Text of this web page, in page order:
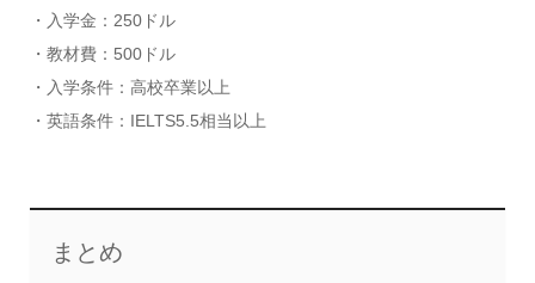
・入学金：250ドル
・教材費：500ドル
・入学条件：高校卒業以上
・英語条件：IELTS5.5相当以上
まとめ